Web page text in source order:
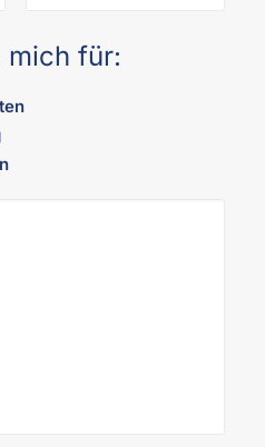
mich für: